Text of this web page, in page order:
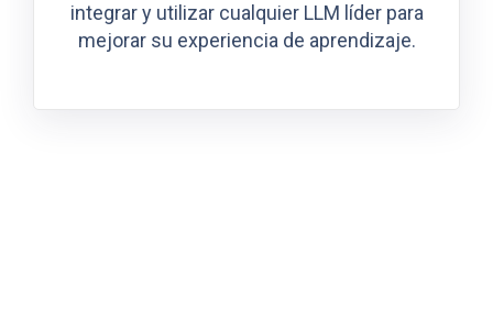
integrar y utilizar cualquier LLM líder para
mejorar su experiencia de aprendizaje.